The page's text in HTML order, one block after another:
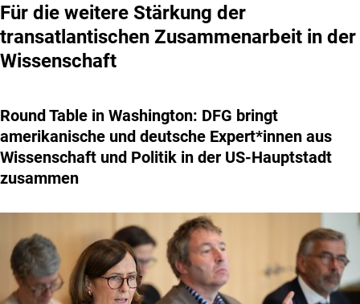
Für die weitere Stärkung der
transatlantischen Zusammenarbeit in der
Wissenschaft
Round Table in Washington: DFG bringt
amerikanische und deutsche Expert*innen aus
Wissenschaft und Politik in der US-Hauptstadt
zusammen